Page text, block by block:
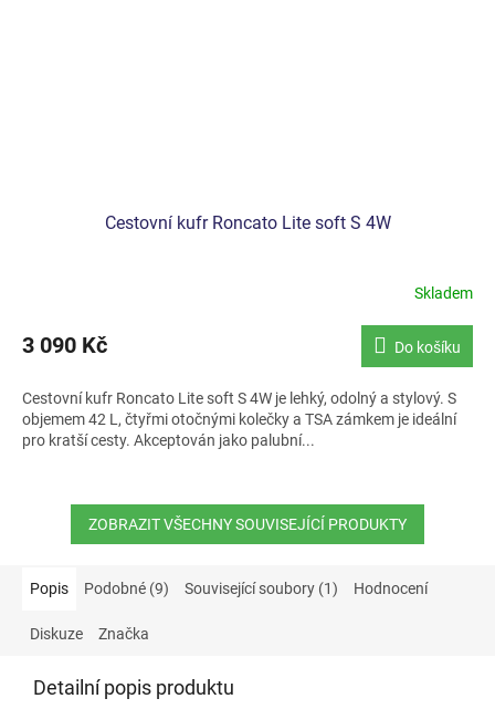
Cestovní kufr Roncato Lite soft S 4W
Skladem
3 090 Kč Do košíku
Cestovní kufr Roncato Lite soft S 4W je lehký, odolný a stylový. S
objemem 42 L, čtyřmi otočnými kolečky a TSA zámkem je ideální
pro kratší cesty. Akceptován jako palubní...
ZOBRAZIT VŠECHNY SOUVISEJÍCÍ PRODUKTY
Popis Podobné (9) Související soubory (1) Hodnocení
Diskuze Značka
Detailní popis produktu